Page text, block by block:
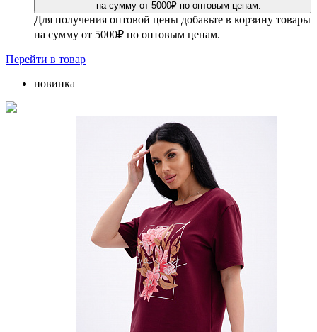
Для получения оптовой цены добавьте в корзину товары
на сумму от 5000₽ по оптовым ценам.
Перейти в товар
новинка